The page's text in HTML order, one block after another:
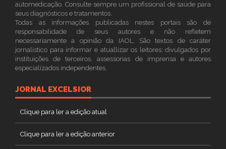
automedicação. Consulte sempre um profissional de saúde para
seus diagnósticos e tratamentos.
Todas as informações publicadas nestes portais são de
responsabilidade de seus autores e não refletem
necessariamente a opinião da IAOL. São textos de caráter
jornalístico para informar e atuallizar os leitores; divulgados por
instituições de terceiros, assessorias de imprensa e autores
especializados independentes.
JORNAL EXCELSIOR
Clique para ler a edição atual
Clique para ler a edição anterior